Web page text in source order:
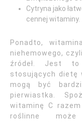
Cytryna jako
cennej witaminy.
Ponadto,
niehemowego,
źródeł. Jest
stosujących dietę
mogą być
pierwiastka.
witaminę C
roślinne